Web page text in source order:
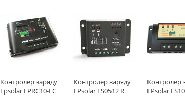
Контролер заряду
Epsolar EPRC10-EC
Контролер заряду
EPsolar LS0512 R
Контролер
EPsolar